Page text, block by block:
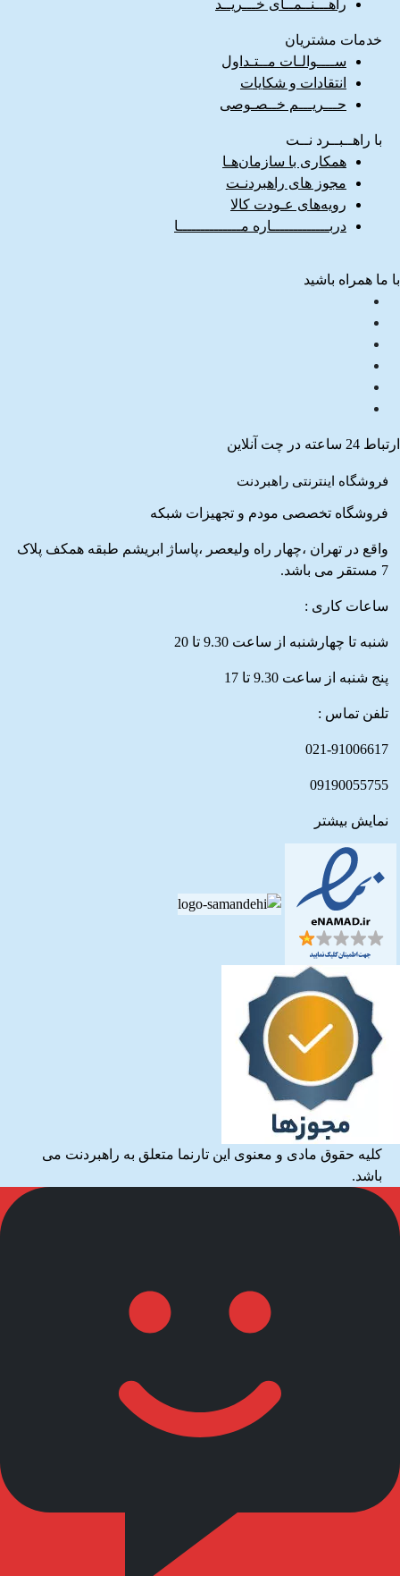
راهـــنــمــای خـــریــد
خدمات مشتریان
ســــوالـات مــتـداول
انتقادات و شکایات
حـــریـــم خــصـوصی
با راهــبــرد نــت
همکاری با سازمان‌هـا
مجوز های راهبردنـت
رویه‌های عـودت کالا
دربـــــــــــــاره مــــــــــــــا
با ما همراه باشید
ارتباط 24 ساعته در چت آنلاین
فروشگاه اینترنتی راهبردنت
فروشگاه تخصصی مودم و تجهیزات شبکه
واقع در تهران ،چهار راه ولیعصر ،پاساژ ابریشم طبقه همکف پلاک
7 مستقر می باشد.
ساعات کاری :
شنبه تا چهارشنبه از ساعت 9.30 تا 20
پنج شنبه از ساعت 9.30 تا 17
تلفن تماس :
021-91006617
09190055755
نمایش بیشتر
کلیه حقوق مادی و معنوی این تارنما متعلق به راهبردنت می
باشد.